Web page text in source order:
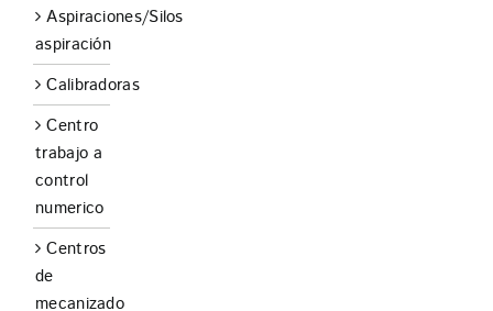
Aspiraciones/Silos
aspiración
Calibradoras
Centro
trabajo a
control
numerico
Centros
de
mecanizado